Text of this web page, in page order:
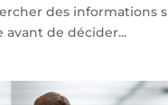
des informations
avant de décider...